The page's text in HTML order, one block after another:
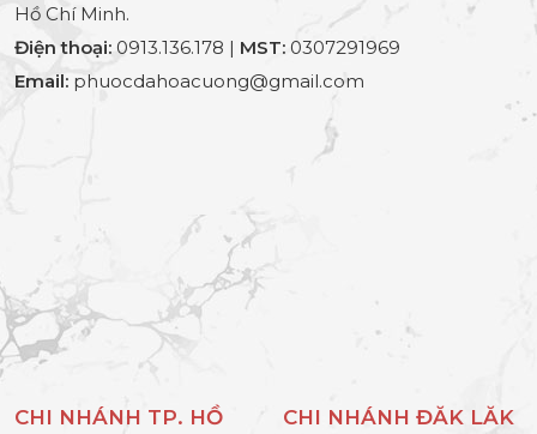
Hồ Chí Minh.
Điện thoại: 0913.136.178 | MST: 0307291969
Email: phuocdahoacuong@gmail.com
CHI NHÁNH TP. HỒ
CHI NHÁNH ĐĂK LĂK